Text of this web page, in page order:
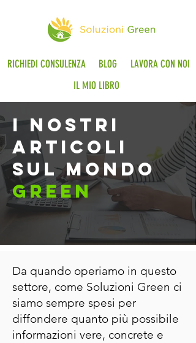
RICHIEDI CONSULENZA BLOG
LAVORA CON NOI
IL MIO LIBRO
i nostri
articoli
sul mondo
green
Da quando operiamo in questo
settore, come Soluzioni Green ci
siamo sempre spesi per
diffondere quanto più possibile
informazioni vere, concrete e